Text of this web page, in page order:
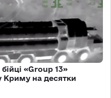
«Group 13»
Криму на десятки